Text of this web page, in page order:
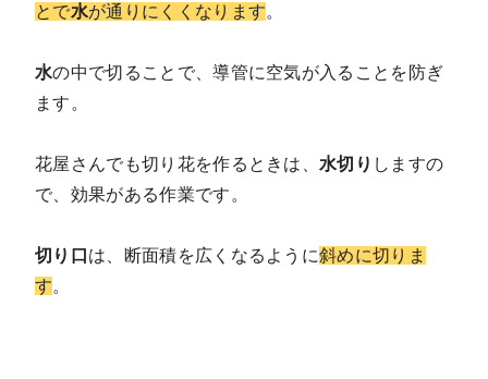
とで水が通りにくくなります。
水の中で切ることで、導管に空気が入ることを防ぎ
ます。
花屋さんでも切り花を作るときは、 水切り しますの
で、効果がある作業です。
切り口 は、断面積を広くなるように斜めに切りま
す。